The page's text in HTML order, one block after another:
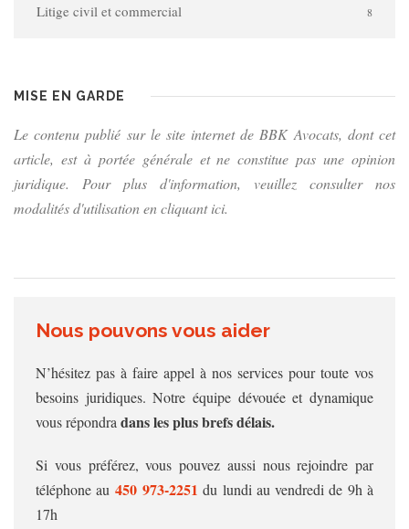
Litige civil et commercial 8
MISE EN GARDE
Le contenu publié sur le site internet de BBK Avocats, dont cet
article, est à portée générale et ne constitue pas une opinion
juridique. Pour plus d'information, veuillez consulter nos
modalités d'utilisation en cliquant ici.
Nous pouvons vous aider
N’hésitez pas à faire appel à nos services pour toute vos
besoins juridiques. Notre équipe dévouée et dynamique
vous répondra dans les plus brefs délais.
Si vous préférez, vous pouvez aussi nous rejoindre par
téléphone au 450 973‑2251 du lundi au vendredi de 9h à
17h